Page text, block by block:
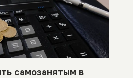
самозанятым в